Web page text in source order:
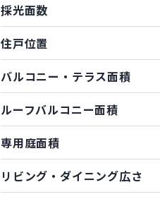
採光面数
住戸位置
バルコニー・テラス面積
ルーフバルコニー面積
専用庭面積
リビング・ダイニング広さ